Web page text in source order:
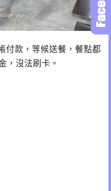
付款，等候送餐，餐點都
，沒法刷卡。